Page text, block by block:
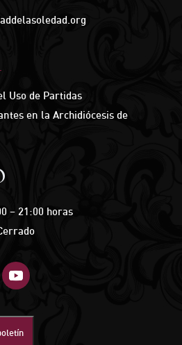
Uso de Partidas
en la Archidiócesis de
– 21:00 horas